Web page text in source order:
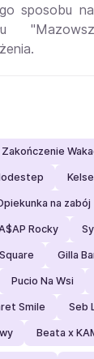
sposobu
na zabój
Rocky
Gilla
Pucio Na Wsi
Smile Seb
Beata x